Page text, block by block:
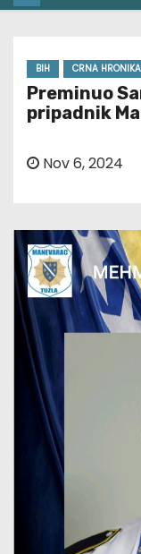
BIH CRNA HRONIKA
Preminuo
pripadnik
Nov 6, 2024